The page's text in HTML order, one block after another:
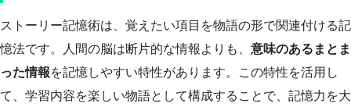
ストーリー記憶術は、覚えたい項目を物語の形で関連付ける記
憶法です。人間の脳は断片的な情報よりも、 意味のあるまとま
った情報を記憶しやすい特性があります。この特性を活用し
て、学習内容を楽しい物語として構成することで、記憶力を大